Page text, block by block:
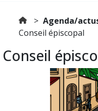
Agenda/
Conseil épiscopal
Conseil